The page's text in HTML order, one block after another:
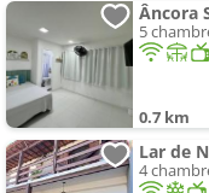
Âncora
5
0.7 km
Lar de
4